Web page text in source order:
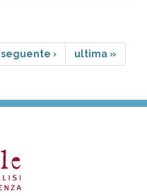
seguente › ultima »